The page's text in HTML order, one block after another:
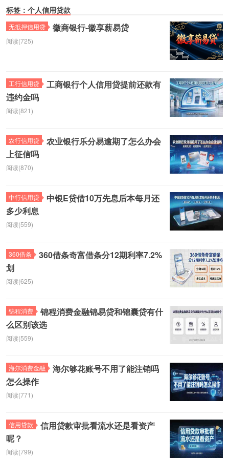
标签：个人信用贷款
无抵押信用贷 徽商银行-徽享薪易贷
阅读(725)
工行信用贷
工商银行个人信用贷提前还款有
违约金吗
阅读(821)
农行信用贷
农业银行乐分易逾期了怎么办会
上征信吗
阅读(870)
中行信用贷
中银E贷借10万先息后本每月还
多少利息
阅读(559)
360借条‌
360借条奇富借条分12期利率7.2%
划
阅读(625)
锦程消费
锦程消费金融锦易贷和锦囊贷有什
么区别该选
阅读(559)
海尔消费金融
海尔够花账号不用了能注销吗
怎么操作
阅读(771)
信用贷款
信用贷款审批看流水还是看资产
呢？
阅读(799)